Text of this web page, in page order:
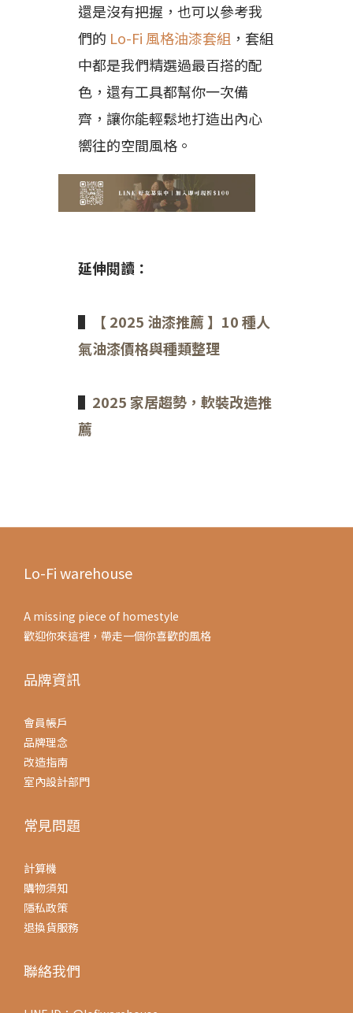
還是沒有把握，也可以參考我
們的 Lo-Fi 風格油漆套組 ，套組
中都是我們精選過最百搭的配
色，還有工具都幫你一次備
齊，讓你能輕鬆地打造出內心
嚮往的空間風格。
延伸閱讀：
▌
【 2025 油漆推薦 】10 種人
氣油漆價格與種類整理
▌ 2025 家居趨勢，軟裝改造推
薦
Lo-Fi warehouse
A missing piece of homestyle
歡迎你來這裡，帶走一個你喜歡的風格
品牌資訊
會員帳戶
品牌理念
改造指南
室內設計部門
常見問題
計算機
購物須知
隱私政策
退換貨服務
聯絡我們